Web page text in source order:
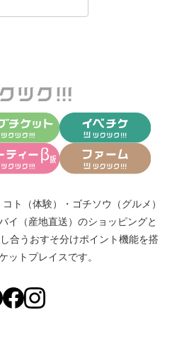
コト（体験） ・ ゴチソウ（グルメ）
イ（産地直送） のショッピングと
合う おすそ分けポイント機能を搭
ットプレイスです。